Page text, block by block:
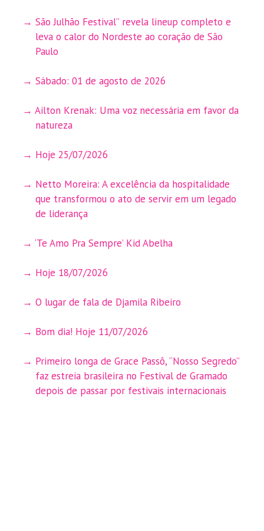
São Julhão Festival” revela lineup completo e
leva o calor do Nordeste ao coração de São
Paulo
Sábado: 01 de agosto de 2026
Ailton Krenak: Uma voz necessária em favor da
natureza
Hoje 25/07/2026
Netto Moreira: A excelência da hospitalidade
que transformou o ato de servir em um legado
de liderança
‘Te Amo Pra Sempre’ Kid Abelha
Hoje 18/07/2026
O lugar de fala de Djamila Ribeiro
Bom dia! Hoje 11/07/2026
Primeiro longa de Grace Passô, “Nosso Segredo”
faz estreia brasileira no Festival de Gramado
depois de passar por festivais internacionais